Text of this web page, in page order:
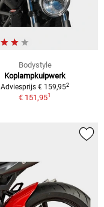
Bodystyle
Koplampkuipwerk
Adviesprijs € 159,952
€ 151,951